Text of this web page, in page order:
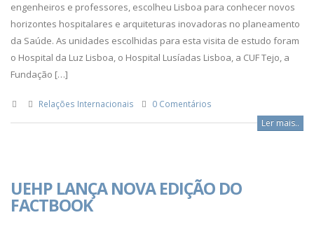
engenheiros e professores, escolheu Lisboa para conhecer novos
horizontes hospitalares e arquiteturas inovadoras no planeamento
da Saúde. As unidades escolhidas para esta visita de estudo foram
o Hospital da Luz Lisboa, o Hospital Lusíadas Lisboa, a CUF Tejo, a
Fundação […]
Relações Internacionais 0 Comentários
Ler mais..
UEHP LANÇA NOVA EDIÇÃO DO
FACTBOOK